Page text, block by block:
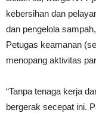
kebersihan dan
dan pengelola
Petugas keamanan
menopang aktivitas
“Tanpa tenaga kerja
bergerak secepat ini.